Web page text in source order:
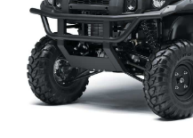
Kawasaki ATV/UTV
Hisun ATV / UTV